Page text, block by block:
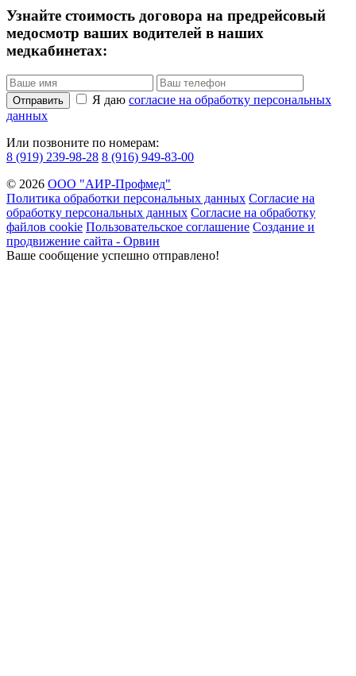
Узнайте стоимость договора на предрейсовый
медосмотр ваших водителей в наших
медкабинетах:
Отправить Я даю согласие на обработку персональных
данных
Или позвоните по номерам:
8 (919) 239-98-28 8 (916) 949-83-00
© 2026 ООО "АИР-Профмед"
Политика обработки персональных данных Согласие на
обработку персональных данных Согласие на обработку
файлов cookie Пользовательское соглашение Создание и
продвижение сайта - Орвин
Ваше сообщение успешно отправлено!